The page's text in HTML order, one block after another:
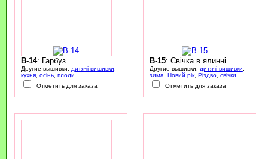
B-14: Гарбуз
Другие вышивки: дитячі вишивки
кухня, осінь, плоди
Отметить для заказа
B-15: Свічка в ялинні
Другие вышивки: дитячі вишивки
зима
Новий рік, Різдво, свічки
Отметить для заказа